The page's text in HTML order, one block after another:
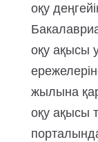
оқу
оқу ақысы
жылына
оқу ақысы